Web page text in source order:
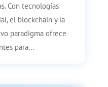
Con tecnologías
el blockchain y la
paradigma ofrece
para...